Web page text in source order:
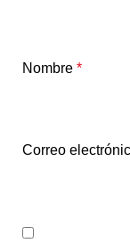
Nombre *
Correo